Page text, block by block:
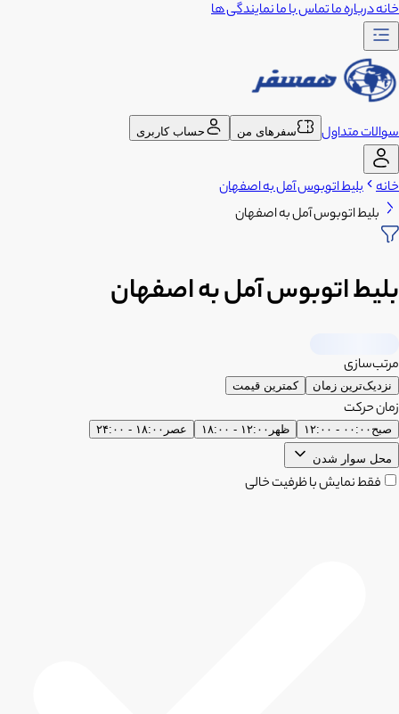
خانهدرباره ماتماس با مانمایندگی ها
سوالات متداول سفرهای من حساب کاربری
خانه بلیط اتوبوس آمل به اصفهان
بلیط اتوبوس آمل به اصفهان
بلیط اتوبوس آمل به اصفهان
مرتب‌سازی
نزدیک‌ترین زمان کمترین قیمت
زمان حرکت
صبح ۰۰:۰۰ - ۱۲:۰۰ ظهر ۱۲:۰۰ - ۱۸:۰۰ عصر ۱۸:۰۰ - ۲۴:۰۰
محل سوار شدن
فقط نمایش با ظرفیت خالی